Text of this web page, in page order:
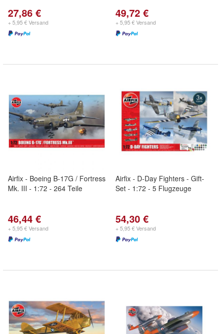
27,86 €
+ 5,95 € Versand
49,72 €
+ 5,95 € Versand
Airfix - Boeing B-17G / Fortress
Mk. III - 1:72 - 264 Teile
46,44 €
+ 5,95 € Versand
Airfix - D-Day Fighters - Gift-
Set - 1:72 - 5 Flugzeuge
54,30 €
+ 5,95 € Versand